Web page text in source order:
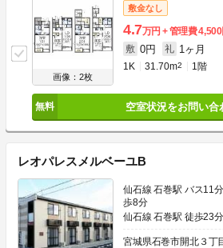
画像：2枚
敷金なし
4.7万円 管理費4,500
敷 0円 礼 1ヶ月
1K 31.70m2 1階
空室状況をお問い合
レオパレスメルベーユB
仙石線 石巻駅 バス11
歩8分
仙石線 石巻駅 徒歩23分
宮城県石巻市開北３丁